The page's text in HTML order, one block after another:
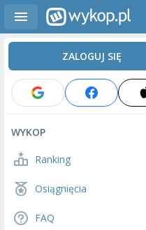
ZALOGUJ SIĘ
WYKOP
Ranking
Osiągnięcia
FAQ